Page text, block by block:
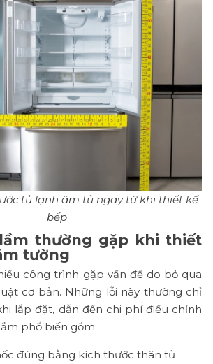
tủ lạnh âm tủ ngay từ khi thiết kế
bếp
thường gặp khi thiết
tường
công trình gặp vấn đề do bỏ qua
cơ bản. Những lỗi này thường chỉ
lắp đặt, dẫn đến chi phí điều chỉnh
phổ biến gồm:
đúng bằng kích thước thân tủ